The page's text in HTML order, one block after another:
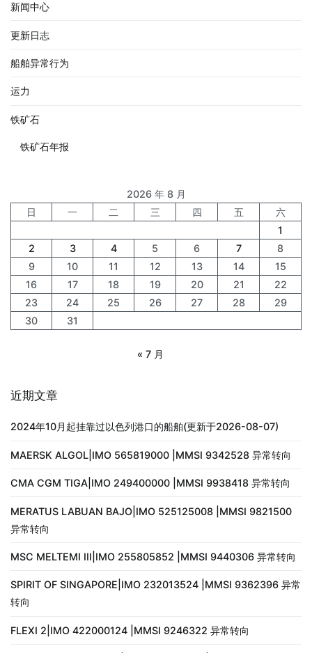
新闻中心
更新日志
船舶异常行为
运力
铁矿石
铁矿石年报
2026 年 8 月
日
一 二 三 四 五
六
1
2
3 4 5 6 7
8
9
10 11 12 13 14
15
16
17 18 19 20 21
22
23
24 25 26 27 28
29
30
31
« 7 月
近期文章
2024年10月起挂靠过以色列港口的船舶(更新于2026-08-07)
MAERSK ALGOL|IMO 565819000 |MMSI 9342528 异常转向
CMA CGM TIGA|IMO 249400000 |MMSI 9938418 异常转向
MERATUS LABUAN BAJO|IMO 525125008 |MMSI 9821500
异常转向
MSC MELTEMI III|IMO 255805852 |MMSI 9440306 异常转向
SPIRIT OF SINGAPORE|IMO 232013524 |MMSI 9362396 异常
转向
FLEXI 2|IMO 422000124 |MMSI 9246322 异常转向